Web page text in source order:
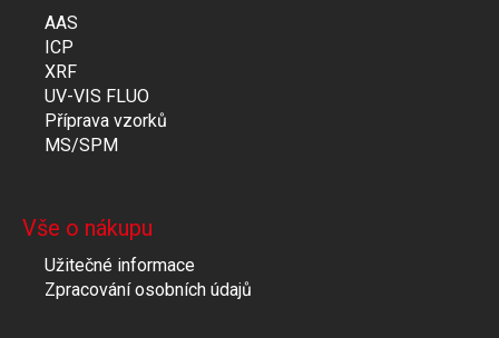
AAS
ICP
XRF
UV-VIS FLUO
Příprava vzorků
MS/SPM
Vše o nákupu
Užitečné informace
Zpracování osobních údajů